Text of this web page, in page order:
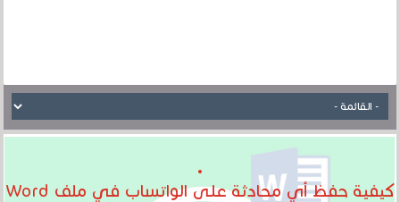
كيفية حفظ أي محادثة على الواتساب في ملف Word